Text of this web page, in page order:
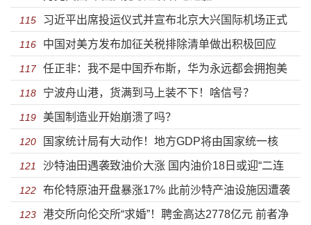
115 习近平出席投运仪式并宣布北京大兴国际机场正式
投入运营
116 中国对美方发布加征关税排除清单做出积极回应
117 任正非：我不是中国乔布斯，华为永远都会拥抱美
国公司
118 宁波舟山港，货满到马上装不下！啥信号？
119 美国制造业开始崩溃了吗？
120 国家统计局有大动作！地方GDP将由国家统一核
算！
121 沙特油田遇袭致油价大涨 国内油价18日或迎“二连
涨”
122 布伦特原油开盘暴涨17% 此前沙特产油设施因遭袭
减少供应
123 港交所向伦交所“求婚”！聘金高达2778亿元 前者净